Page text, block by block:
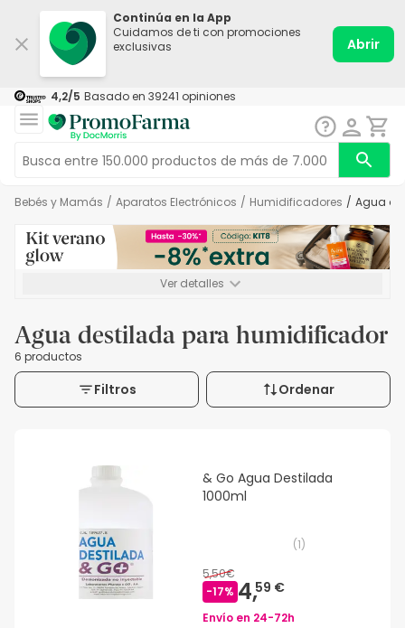
Continúa en la App
Cuidamos de ti con promociones
exclusivas
Abrir
4,2/5 Basado en 39241 opiniones
Bebés y Mamás / Aparatos Electrónicos / Humidificadores / Agua
Ver detalles
acumulable.
Agua destilada para humidificador
6 productos
Filtros Ordenar
& Go Agua Destilada
1000ml
(1)
5,50€
-17% 4,59 €
Envío en 24-72h